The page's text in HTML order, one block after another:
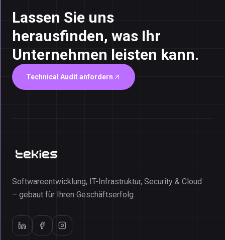
Lassen Sie uns
herausfinden, was Ihr
Unternehmen leisten kann.
Technical Audit anfordern
Softwareentwicklung, IT-Infrastruktur, Security & Cloud
– gebaut für Ihren Geschäftserfolg.